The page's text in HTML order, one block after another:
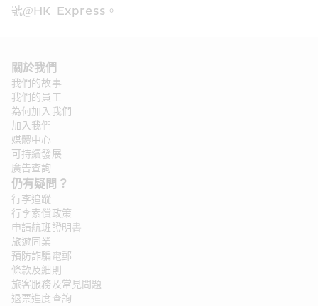
號@HK_Express。
關於我們
我們的故事
我們的員工
為何加入我們
加入我們
媒體中心
可持續發展
廣告查詢
仍有疑問？
行李追蹤
行李索償政策
申請航班證明書
旅遊同業
預防詐騙電郵
條款及細則
旅客服務及常見問題
退票進度查詢